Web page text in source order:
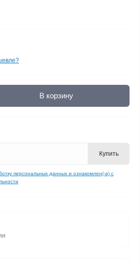
В корзину
Купить
персональных данных и ознакомлен(-а) с